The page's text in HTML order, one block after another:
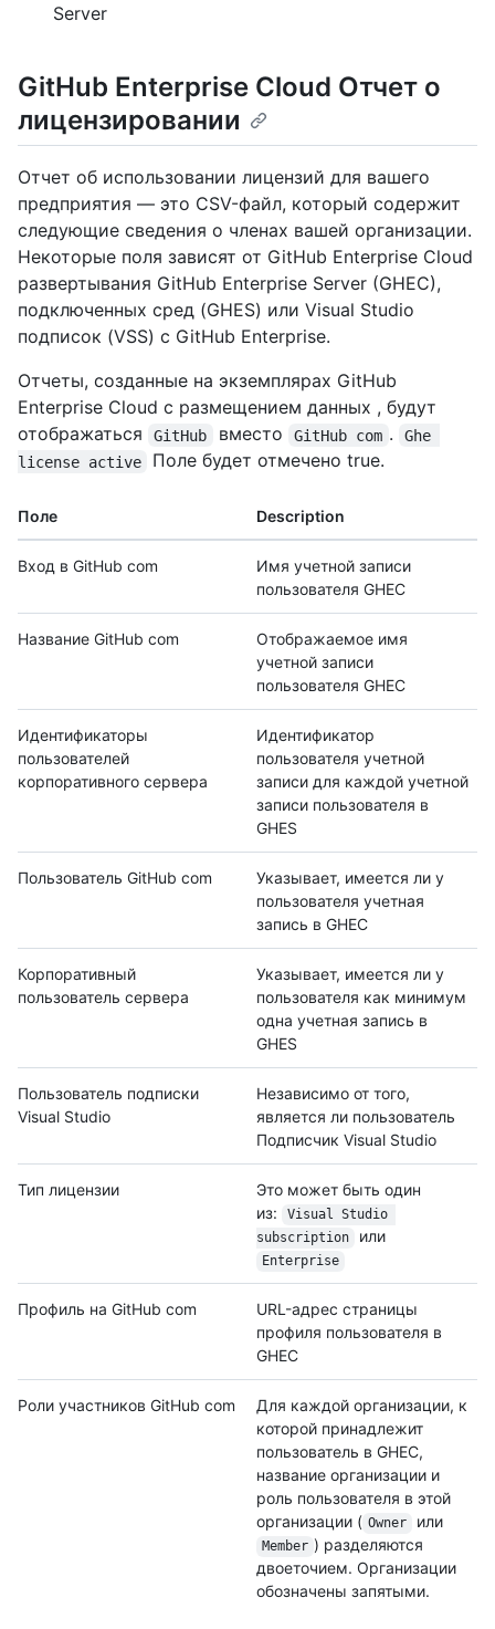
Server
GitHub Enterprise Cloud Отчет о
лицензировании
Отчет об использовании лицензий для вашего
предприятия — это CSV-файл, который содержит
следующие сведения о членах вашей организации.
Некоторые поля зависят от GitHub Enterprise Cloud
развертывания GitHub Enterprise Server (GHEC),
подключенных сред (GHES) или Visual Studio
подписок (VSS) с GitHub Enterprise.
Отчеты, созданные на экземплярах GitHub
Enterprise Cloud с размещением данных , будут
отображаться
GitHub вместо GitHub com .
Ghe
license active
Поле будет отмечено true.
Поле Description
Вход в GitHub com
Имя учетной записи
пользователя GHEC
Название GitHub com
Отображаемое имя
учетной записи
пользователя GHEC
Идентификаторы
пользователей
корпоративного сервера
Идентификатор
пользователя учетной
записи для каждой учетной
записи пользователя в
GHES
Пользователь GitHub com
Указывает, имеется ли у
пользователя учетная
запись в GHEC
Корпоративный
пользователь сервера
Указывает, имеется ли у
пользователя как минимум
одна учетная запись в
GHES
Пользователь подписки
Visual Studio
Независимо от того,
является ли пользователь
Подписчик Visual Studio
Тип лицензии
Это может быть один
из:
Visual Studio
subscription
или
Enterprise
Профиль на GitHub com
URL-адрес страницы
профиля пользователя в
GHEC
Роли участников GitHub com
Для каждой организации, к
которой принадлежит
пользователь в GHEC,
название организации и
роль пользователя в этой
организации ( Owner или
Member ) разделяются
двоеточием. Организации
обозначены запятыми.